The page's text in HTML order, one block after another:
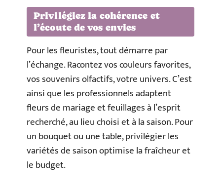
Privilégiez la cohérence et
l’écoute de vos envies
Pour les fleuristes, tout démarre par
l’échange. Racontez vos couleurs favorites,
vos souvenirs olfactifs, votre univers. C’est
ainsi que les professionnels adaptent
fleurs de mariage et feuillages à l’esprit
recherché, au lieu choisi et à la saison. Pour
un bouquet ou une table, privilégier les
variétés de saison optimise la fraîcheur et
le budget.